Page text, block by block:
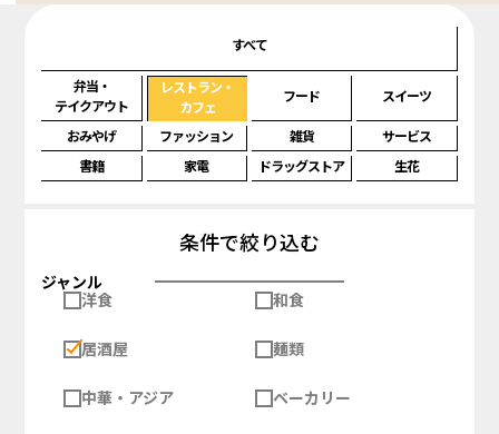
すべて
弁当・
テイクアウト
レストラン・
カフェ
フード スイーツ
おみやげ ファッション 雑貨
サービス
書籍
家電 ドラッグストア 生花
条件で絞り込む
ジャンル
洋食
和食
居酒屋 麺類
中華・アジア ベーカリー